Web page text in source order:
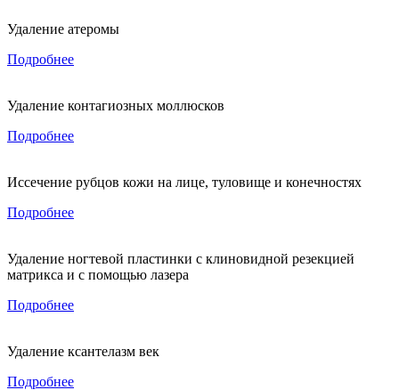
Удаление атеромы
Подробнее
Удаление контагиозных моллюсков
Подробнее
Иссечение рубцов кожи на лице, туловище и конечностях
Подробнее
Удаление ногтевой пластинки с клиновидной резекцией
матрикса и с помощью лазера
Подробнее
Удаление ксантелазм век
Подробнее